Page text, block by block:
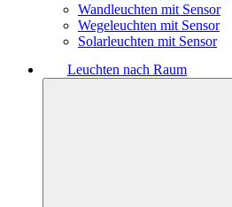
Wandleuchten mit Sensor
Wegeleuchten mit Sensor
Solarleuchten mit Sensor
Leuchten nach Raum